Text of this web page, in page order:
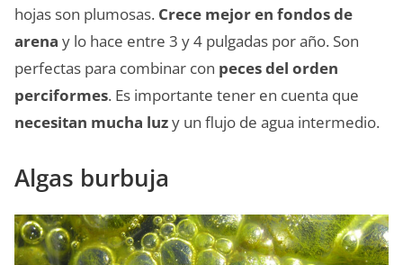
hojas son plumosas. Crece mejor en fondos de
arena y lo hace entre 3 y 4 pulgadas por año. Son
perfectas para combinar con peces del orden
perciformes. Es importante tener en cuenta que
necesitan mucha luzy un flujo de agua intermedio.
Algas burbuja